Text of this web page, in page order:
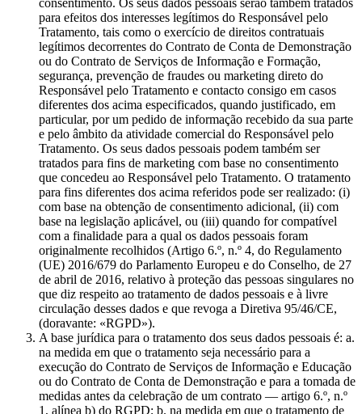
consentimento. Os seus dados pessoais serão também tratados
para efeitos dos interesses legítimos do Responsável pelo
Tratamento, tais como o exercício de direitos contratuais
legítimos decorrentes do Contrato de Conta de Demonstração
ou do Contrato de Serviços de Informação e Formação,
segurança, prevenção de fraudes ou marketing direto do
Responsável pelo Tratamento e contacto consigo em casos
diferentes dos acima especificados, quando justificado, em
particular, por um pedido de informação recebido da sua parte
e pelo âmbito da atividade comercial do Responsável pelo
Tratamento. Os seus dados pessoais podem também ser
tratados para fins de marketing com base no consentimento
que concedeu ao Responsável pelo Tratamento. O tratamento
para fins diferentes dos acima referidos pode ser realizado: (i)
com base na obtenção de consentimento adicional, (ii) com
base na legislação aplicável, ou (iii) quando for compatível
com a finalidade para a qual os dados pessoais foram
originalmente recolhidos (Artigo 6.º, n.º 4, do Regulamento
(UE) 2016/679 do Parlamento Europeu e do Conselho, de 27
de abril de 2016, relativo à proteção das pessoas singulares no
que diz respeito ao tratamento de dados pessoais e à livre
circulação desses dados e que revoga a Diretiva 95/46/CE,
(doravante: «RGPD»).
A base jurídica para o tratamento dos seus dados pessoais é: a.
na medida em que o tratamento seja necessário para a
execução do Contrato de Serviços de Informação e Educação
ou do Contrato de Conta de Demonstração e para a tomada de
medidas antes da celebração de um contrato — artigo 6.º, n.º
1, alínea b) do RGPD; b. na medida em que o tratamento de